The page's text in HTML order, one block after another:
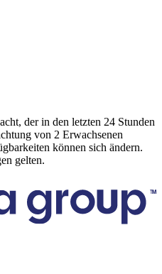
der in den letzten 24 Stunden
von 2 Erwachsenen
können sich ändern.
gelten.